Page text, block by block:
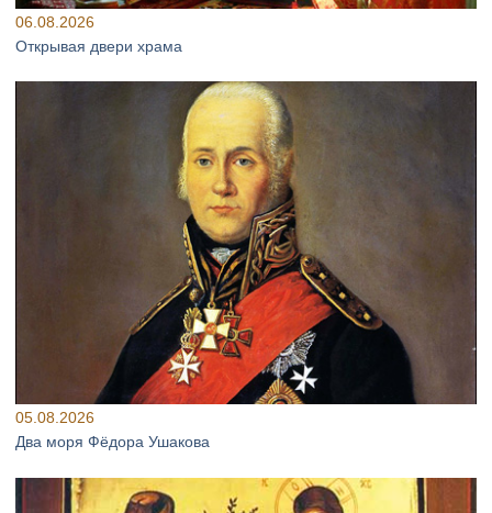
06.08.2026
Открывая двери храма
05.08.2026
Два моря Фёдора Ушакова